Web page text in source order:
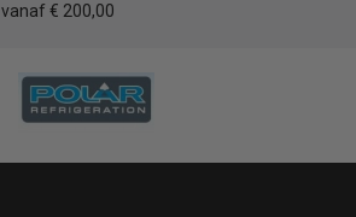
vanaf € 200,00